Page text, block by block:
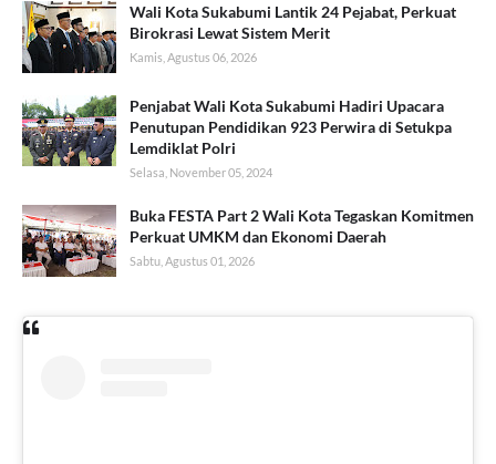
Wali Kota Sukabumi Lantik 24 Pejabat, Perkuat
Birokrasi Lewat Sistem Merit
Kamis, Agustus 06, 2026
Penjabat Wali Kota Sukabumi Hadiri Upacara
Penutupan Pendidikan 923 Perwira di Setukpa
Lemdiklat Polri
Selasa, November 05, 2024
Buka FESTA Part 2 Wali Kota Tegaskan Komitmen
Perkuat UMKM dan Ekonomi Daerah
Sabtu, Agustus 01, 2026